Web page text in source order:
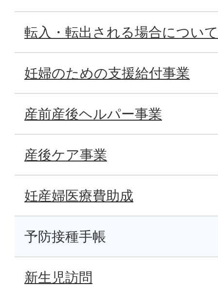
転入・転出される場合について
妊婦のための支援給付事業
産前産後ヘルパー事業
産後ケア事業
妊産婦医療費助成
予防接種手帳
新生児訪問